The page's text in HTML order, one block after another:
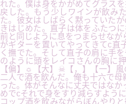
れた。僕は身をかがめてグラス
戻した。もう少しワインが飲み
た。彼女はしばらく黙っていた
きはじめた。直子は体をふたつ
前と同じように息をつまらせな
がギターを置いてやってきてc直
く撫でた。そして直子の肩に手
のように頭をレイコさんの胸に
【偏】☼【大】☠【，】【一】
二人で酒を飲んだ。俺も十六で
った。体がそんなに丈夫ではな
めでcそれで身をすり減らすよう
コップ酒を飲みながらぼんやり